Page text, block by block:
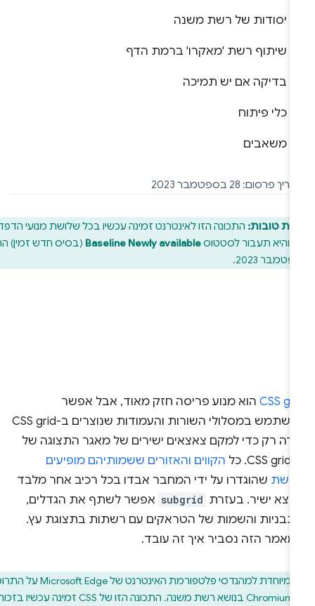
יסודות של רשת משנה
שיתוף רשת 'מאקרו' ברמת הדף
בדיקה אם יש תמיכה
כלי פיתוח
משאבים
פרסום: 28 בספטמבר 2023
טובות:התכונה הזו לאינטרנט זמינה עכשיו בכל שלושת מנועי הדפדפן
והיא תעבור לסטטוסBaseline Newly available(בסיס חדש זמין) החל
CSSהוא מנוע פריסה חזק מאוד, אבל אפשר
להשתמש במסלולי השורות והעמודות שנוצרים ב-CSS grid
רק כדי למקם צאצאים ישירים של מאגר התצוגה של
הקווים והאזורים ששמותיהם מופיעים
שהוגדרו על ידי המחבר אבדו בכל רכיב אחר מלבד
ישיר. בעזרת subgrid אפשר לשתף את הגדלים,
והשמות של הטראקים עם רשתות בתצוגת עץ.
הזה נסביר איך זה עובד.
תודה מיוחדת למהנדסי פלטפורמת האינטרנט של Microsoft Edge על התרומה
שלהם ל-Chromium בנושא רשת משנה. התכונה הזו של CSS זמינה עכשיו בזכות